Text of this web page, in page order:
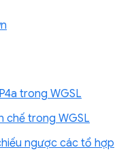
trong WGSL
chế trong WGSL
ngược các tổ hợp